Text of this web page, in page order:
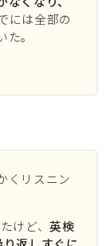
には全部の
。
くリスニン
けど、英検